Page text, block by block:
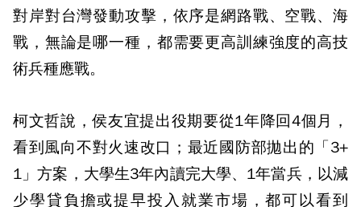
對岸對台灣發動攻擊，依序是網路戰、空戰、海
戰，無論是哪一種，都需要更高訓練強度的高技
術兵種應戰。
柯文哲說，侯友宜提出役期要從1年降回4個月，
看到風向不對火速改口；最近國防部拋出的「3+
1」方案，大學生3年內讀完大學、1年當兵，以減
少學貸負擔或提早投入就業市場，都可以看到